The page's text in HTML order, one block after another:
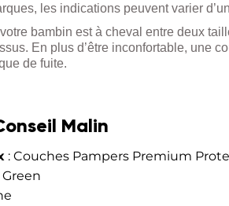
les indications peuvent varier
bambin est à cheval entre deux
En plus d’être inconfortable, une
de fuite.
Malin
: Couches Pampers Premium